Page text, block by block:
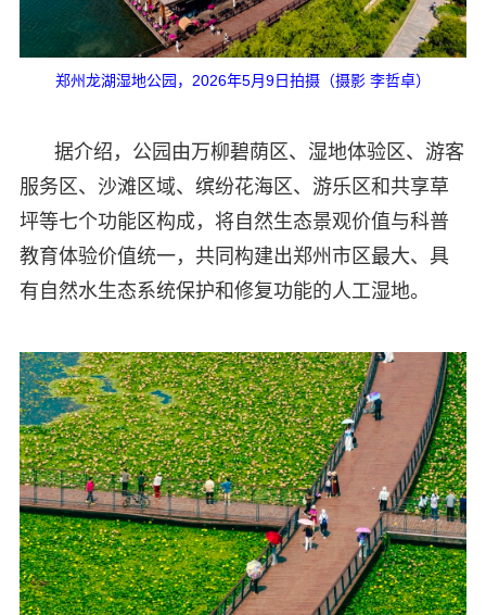
郑州龙湖湿地公园，2026年5月9日拍摄（摄影 李哲卓）
据介绍，公园由万柳碧荫区、湿地体验区、游客
服务区、沙滩区域、缤纷花海区、游乐区和共享草
坪等七个功能区构成，将自然生态景观价值与科普
教育体验价值统一，共同构建出郑州市区最大、具
有自然水生态系统保护和修复功能的人工湿地。